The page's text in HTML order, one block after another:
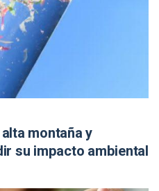
montaña y
su impacto ambiental